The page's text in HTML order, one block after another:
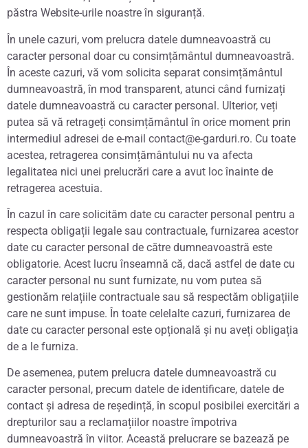
păstra Website-urile noastre în siguranță.
În unele cazuri, vom prelucra datele dumneavoastră cu
caracter personal doar cu consimțământul dumneavoastră.
În aceste cazuri, vă vom solicita separat consimțământul
dumneavoastră, în mod transparent, atunci când furnizați
datele dumneavoastră cu caracter personal. Ulterior, veți
putea să vă retrageți consimțământul în orice moment prin
intermediul adresei de e-mail contact@e-garduri.ro. Cu toate
acestea, retragerea consimțământului nu va afecta
legalitatea nici unei prelucrări care a avut loc înainte de
retragerea acestuia.
În cazul în care solicităm date cu caracter personal pentru a
respecta obligații legale sau contractuale, furnizarea acestor
date cu caracter personal de către dumneavoastră este
obligatorie. Acest lucru înseamnă că, dacă astfel de date cu
caracter personal nu sunt furnizate, nu vom putea să
gestionăm relațiile contractuale sau să respectăm obligațiile
care ne sunt impuse. În toate celelalte cazuri, furnizarea de
date cu caracter personal este opțională și nu aveți obligația
de a le furniza.
De asemenea, putem prelucra datele dumneavoastră cu
caracter personal, precum datele de identificare, datele de
contact și adresa de reședință, în scopul posibilei exercitări a
drepturilor sau a reclamațiilor noastre împotriva
dumneavoastră în viitor. Această prelucrare se bazează pe